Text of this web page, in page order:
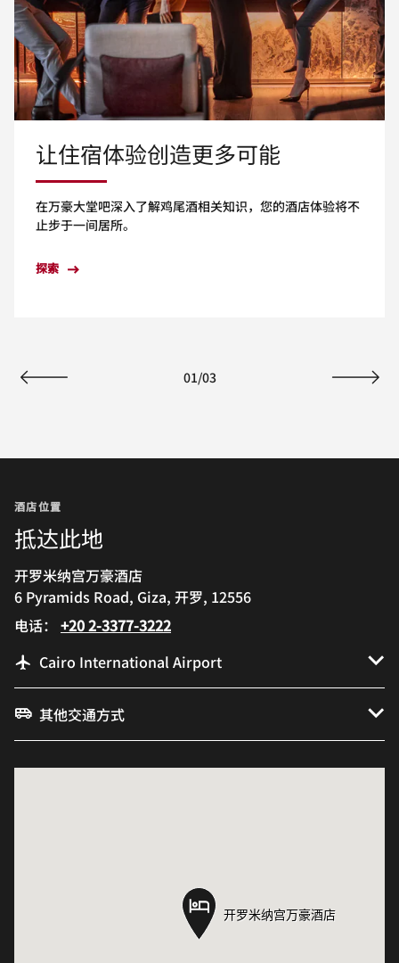
让住宿体验创造更多可能
在万豪大堂吧深入了解鸡尾酒相关知识，您的酒店体验将不
止步于一间居所。
探索
01/03
酒店位置
抵达此地
开罗米纳宫万豪酒店
6 Pyramids Road, Giza, 开罗, 12556
电话： +20 2-3377-3222
Cairo International Airport
其他交通方式
开罗米纳宫万豪酒店
开罗米纳宫万豪酒店